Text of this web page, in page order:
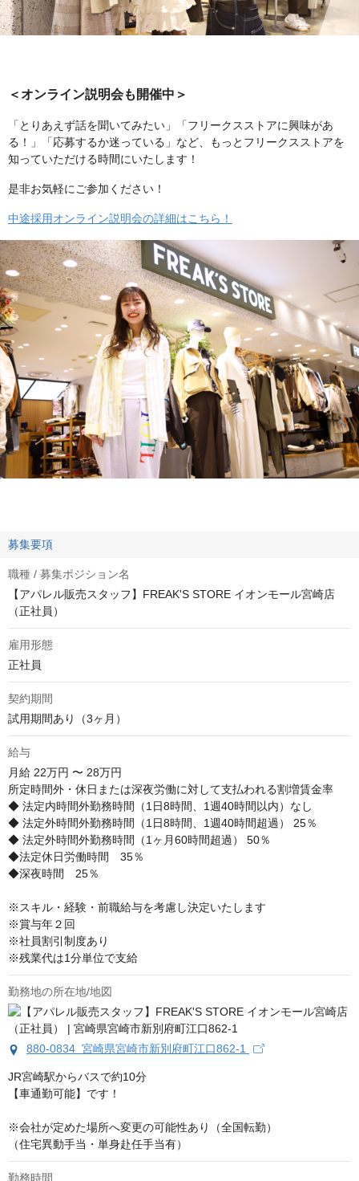
＜オンライン説明会も開催中＞
「とりあえず話を聞いてみたい」「フリークスストアに興味があ
る！」「応募するか迷っている」など、もっとフリークスストアを
知っていただける時間にいたします！
是非お気軽にご参加ください！
中途採用オンライン説明会の詳細はこちら！
募集要項
職種 / 募集ポジション名
【アパレル販売スタッフ】FREAK'S STORE イオンモール宮崎店
（正社員）
雇用形態
正社員
契約期間
試用期間あり（3ヶ月）
給与
月給 22万円 〜 28万円
所定時間外・休日または深夜労働に対して支払われる割増賃金率
◆ 法定内時間外勤務時間（1日8時間、1週40時間以内）なし
◆ 法定外時間外勤務時間（1日8時間、1週40時間超過） 25％
◆ 法定外時間外勤務時間（1ヶ月60時間超過） 50％
◆法定休日労働時間　35％
◆深夜時間　25％
※スキル・経験・前職給与を考慮し決定いたします
※賞与年２回
※社員割引制度あり
※残業代は1分単位で支給
勤務地の所在地/地図
880-0834 宮崎県宮崎市新別府町江口862-1
JR宮崎駅からバスで約10分
【車通勤可能】です！
※会社が定めた場所へ変更の可能性あり（全国転勤）
（住宅異動手当・単身赴任手当有）
勤務時間